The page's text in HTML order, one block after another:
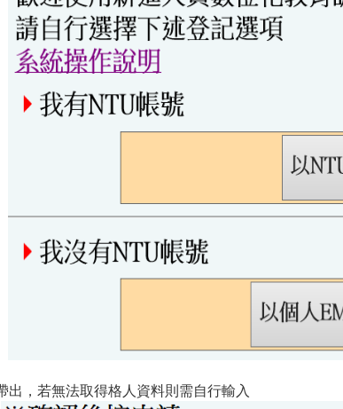
出，若無法取得格人資料則需自行輸入